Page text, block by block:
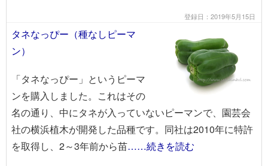
登録日：2019年5月15日
タネなっぴー（種なしピーマ
ン）
「タネなっぴー」というピーマ
ンを購入しました。これはその
名の通り、中にタネが入っていないピーマンで、園芸会
社の横浜植木が開発した品種です。同社は2010年に特許
を取得し、2～3年前から苗……続きを読む